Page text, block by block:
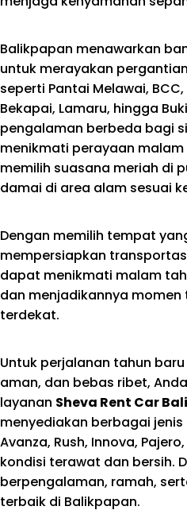
Balikpapan menawarkan
untuk merayakan
seperti Pantai Melawai,
Bekapai, Lamaru, hingga
pengalaman berbeda bagi
menikmati perayaan
memilih suasana meriah di
damai di area alam sesuai
Dengan memilih tempat
mempersiapkan
dapat menikmati malam
dan menjadikannya
terdekat.
Untuk perjalanan tahun
aman, dan bebas ribet,
layanan Sheva Rent Car
menyediakan berbagai
Avanza, Rush, Innova,
kondisi terawat dan bersih.
berpengalaman, ramah,
terbaik di Balikpapan.